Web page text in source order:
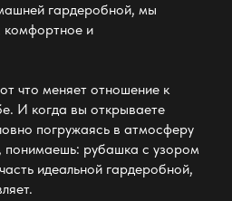
гардеробной, мы
комфортное и
что меняет отношение к
И когда вы открываете
погружаясь в атмосферу
понимаешь: рубашка с узором
идеальной гардеробной,